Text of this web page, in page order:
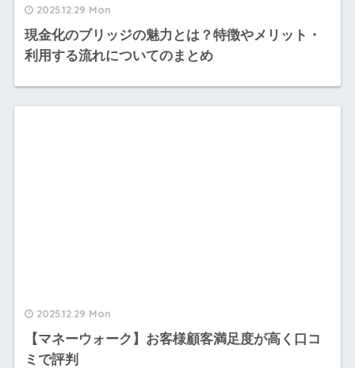
2025.12.29 Mon
現金化のブリッジの魅力とは？特徴やメリット・
利用する流れについてのまとめ
2025.12.29 Mon
【マネーウォーク】お客様顧客満足度が高く口コ
ミで評判